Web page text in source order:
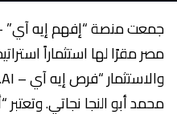
مصر مقرًا لها استثماراً